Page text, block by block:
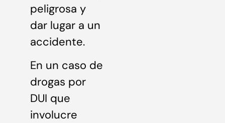
peligrosa y
dar lugar a un
accidente.
En un caso de
drogas por
DUI que
involucre